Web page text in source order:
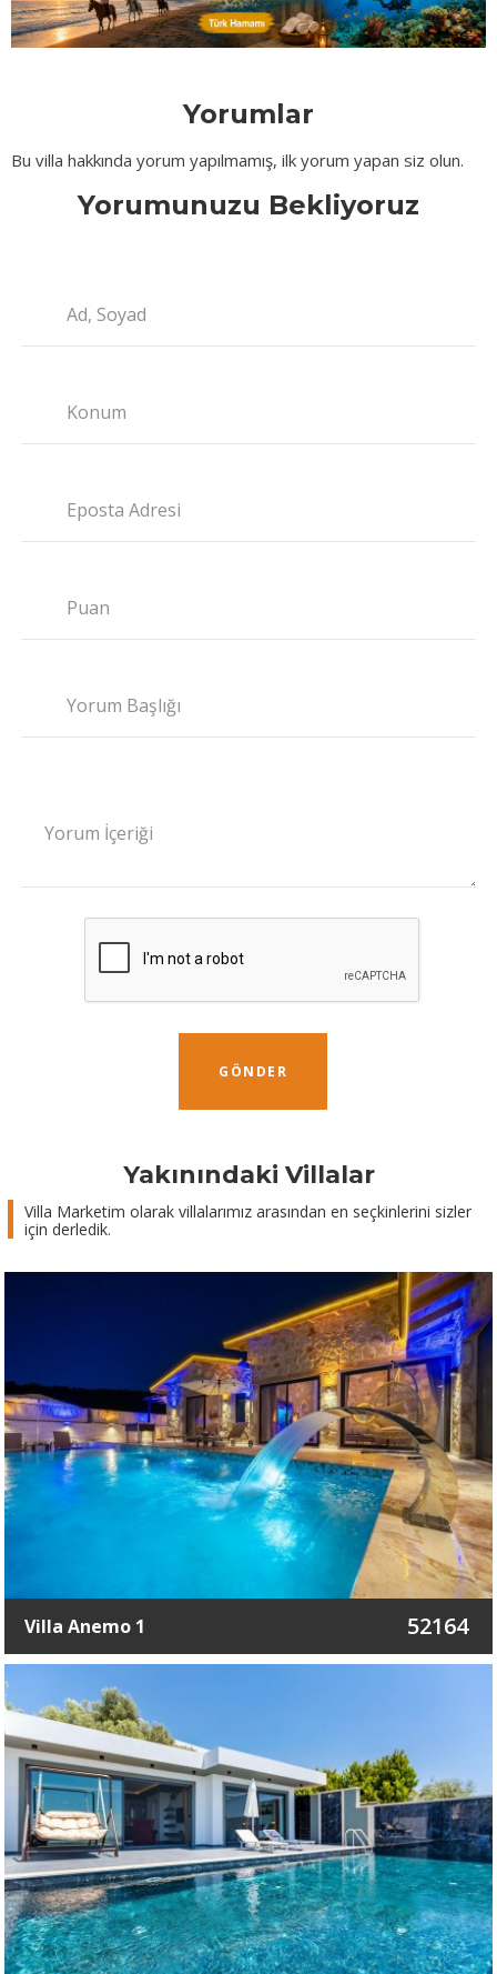
Yorumlar
Bu villa hakkında yorum yapılmamış, ilk yorum yapan siz olun.
Yorumunuzu Bekliyoruz
Ad, Soyad
Konum
Eposta Adresi
Puan
Yorum Başlığı
Yorum İçeriği
GÖNDER
Yakınındaki Villalar
Villa Marketim olarak villalarımız arasından en seçkinlerini sizler
için derledik.
Villa Anemo 1 52164